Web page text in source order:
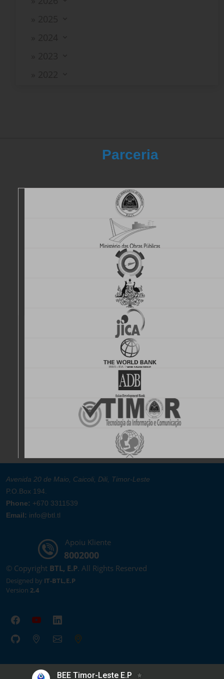
Parceria
Avenida 20 de Maio, Caicoli, Dili, Timor-Leste
P.O.Box 194.
Phone: +670 3311539
Email: info@btl.tl
Apoiu Kliente
8002000
© Copyright BTL, E.P. All Rights Reserved
Designed by IT-BTL,E.P
Version 2.4